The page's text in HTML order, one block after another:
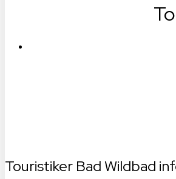
Touristiker Bad Wildbad